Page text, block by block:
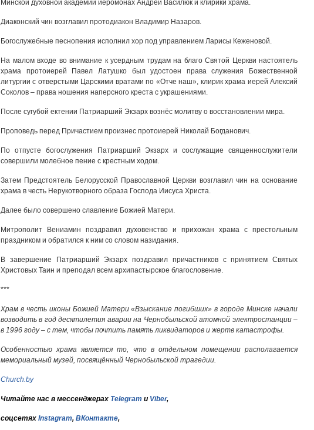
Минской духовной академии иеромонах Андрей Василюк и клирики храма.
Диаконский чин возглавил протодиакон Владимир Назаров.
Богослужебные песнопения исполнил хор под управлением Ларисы Кеженовой.
На малом входе во внимание к усердным трудам на благо Святой Церкви настоятель
храма протоиерей Павел Латушко был удостоен права служения Божественной
литургии с отверстыми Царскими вратами по «Отче наш», клирик храма иерей Алексий
Соколов – права ношения наперсного креста с украшениями.
После сугубой ектении Патриарший Экзарх вознёс молитву о восстановлении мира.
Проповедь перед Причастием произнес протоиерей Николай Богданович.
По отпусте богослужения Патриарший Экзарх и сослужащие священнослужители
совершили молебное пение с крестным ходом.
Затем Предстоятель Белорусской Православной Церкви возглавил чин на основание
храма в честь Нерукотворного образа Господа Иисуса Христа.
Далее было совершено славление Божией Матери.
Митрополит Вениамин поздравил духовенство и прихожан храма с престольным
праздником и обратился к ним со словом назидания.
В завершение Патриарший Экзарх поздравил причастников с принятием Святых
Христовых Таин и преподал всем архипастырское благословение.
***
Храм в честь иконы Божией Матери «Взыскание погибших» в городе Минске начали
возводить в год десятилетия аварии на Чернобыльской атомной электростанции –
в 1996 году – с тем, чтобы почтить память ликвидаторов и жертв катастрофы.
Особенностью храма является то, что в отдельном помещении располагается
мемориальный музей, посвящённый Чернобыльской трагедии.
Church.by
Читайте нас в мессенджерах Telegram и Viber,
соцсетях Instagram, ВКонтакте,